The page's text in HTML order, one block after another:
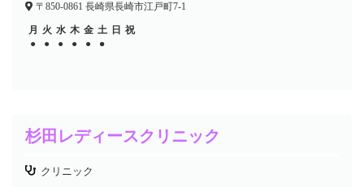
〒850-0861 長崎県長崎市江戸町7-1
月 火 水 木 金 土 日 祝
●
● ● ● ● ●
●
杉田レディースクリニック
クリニック